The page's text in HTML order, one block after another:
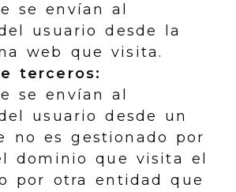
se envían al
usuario desde la
web que visita.
terceros:
se envían al
usuario desde un
no es gestionado por
dominio que visita el
por otra entidad que